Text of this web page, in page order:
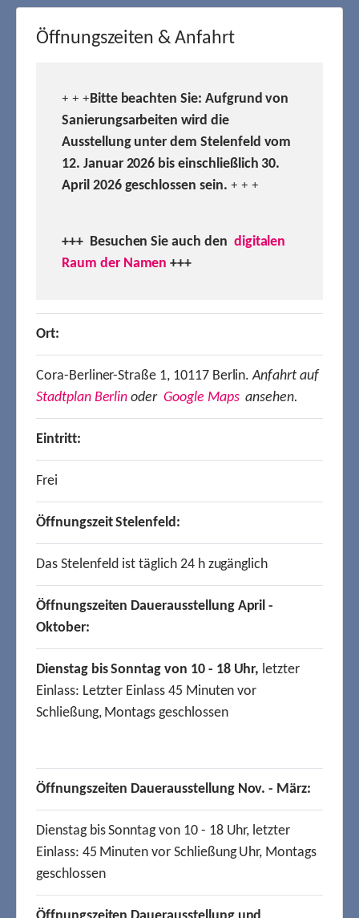
Öffnungszeiten & Anfahrt
+ + +Bitte beachten Sie: Aufgrund von
Sanierungsarbeiten wird die
Ausstellung unter dem Stelenfeld vom
12. Januar 2026 bis einschließlich 30.
April 2026 geschlossen sein. + + +
+++ Besuchen Sie auch den digitalen
Raum der Namen +++
Ort:
Cora-Berliner-Straße 1, 10117 Berlin.Anfahrt auf
Stadtplan Berlin oder Google Mapsansehen.
Eintritt:
Frei
Öffnungszeit Stelenfeld:
Das Stelenfeld ist täglich 24 h zugänglich
Öffnungszeiten Dauerausstellung April -
Oktober:
Dienstag bis Sonntag von 10 - 18 Uhr, letzter
Einlass: Letzter Einlass 45 Minuten vor
Schließung, Montags geschlossen
Öffnungszeiten Dauerausstellung Nov. - März:
Dienstag bis Sonntag von 10 - 18 Uhr, letzter
Einlass: 45 Minuten vor Schließung Uhr, Montags
geschlossen